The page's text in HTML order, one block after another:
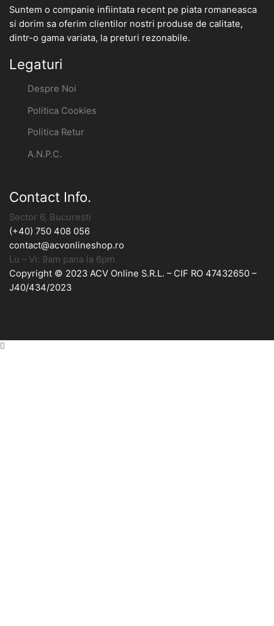
Suntem o companie infiintata recent pe piata romaneasca
si dorim sa oferim clientilor nostri produse de calitate,
dintr-o gama variata, la preturi rezonabile.
Legaturi
Despre Noi
Politica Cookies
Politica Retur
A.N.P.C.
Contact Info.
Sector 6, Bucuresti
(+40) 750 408 056
contact@acvonlineshop.ro
Lu – Vi: 9am pana la 6pm
Copyright © 2023 ACV Online S.R.L. – CIF RO 47432650 –
J40/434/2023